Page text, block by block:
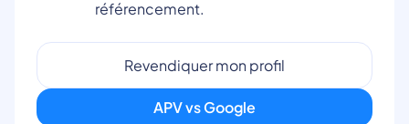
référencement.
Revendiquer mon profil
APV vs Google